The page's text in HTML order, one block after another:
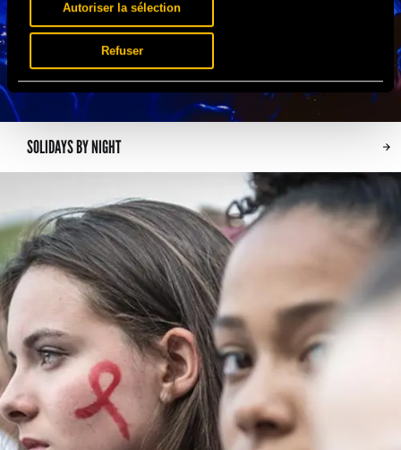
Autoriser la sélection
Refuser
SOLIDAYS BY NIGHT